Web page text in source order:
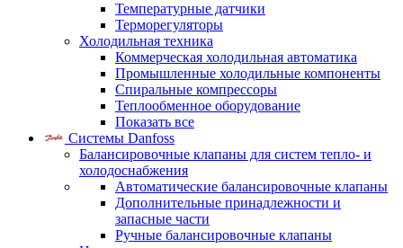
Температурные датчики
Терморегуляторы
Холодильная техника
Коммерческая холодильная автоматика
Промышленные холодильные компоненты
Спиральные компрессоры
Теплообменное оборудование
Показать все
Системы Danfoss
Балансировочные клапаны для систем тепло- и
холодоснабжения
Автоматические балансировочные клапаны
Дополнительные принадлежности и
запасные части
Ручные балансировочные клапаны